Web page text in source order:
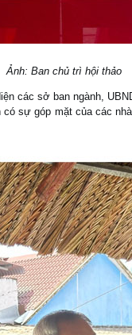
Ảnh: Ban chủ trì hội thảo
các sở ban ngành,
sự góp mặt của các